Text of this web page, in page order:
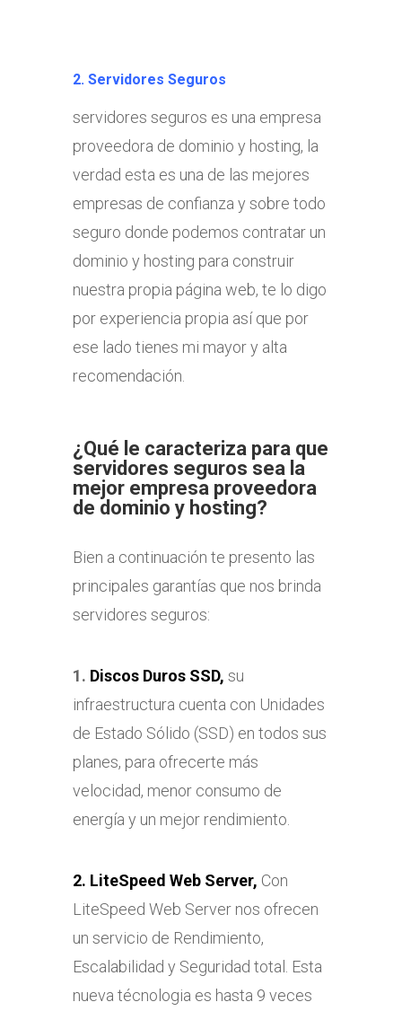
2. Servidores Seguros
servidores seguros es una empresa
proveedora de dominio y hosting, la
verdad esta es una de las mejores
empresas de confianza y sobre todo
seguro donde podemos contratar un
dominio y hosting para construir
nuestra propia página web, te lo digo
por experiencia propia así que por
ese lado tienes mi mayor y alta
recomendación.
¿Qué le caracteriza para que
servidores seguros sea la
mejor empresa proveedora
de dominio y hosting?
Bien a continuación te presento las
principales garantías que nos brinda
servidores seguros:
1. Discos Duros SSD, su
infraestructura cuenta con Unidades
de Estado Sólido (SSD) en todos sus
planes, para ofrecerte más
velocidad, menor consumo de
energía y un mejor rendimiento.
2. LiteSpeed Web Server, Con
LiteSpeed Web Server nos ofrecen
un servicio de Rendimiento,
Escalabilidad y Seguridad total. Esta
nueva técnologia es hasta 9 veces